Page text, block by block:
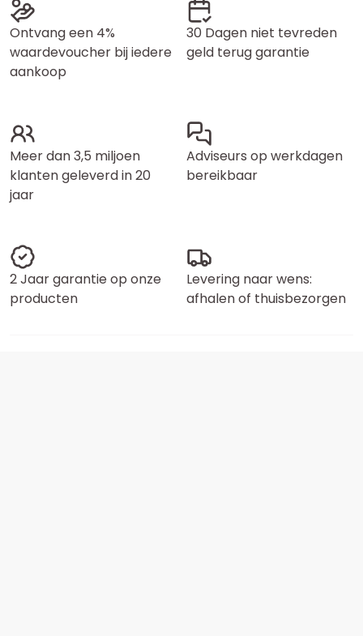
Ontvang een 4%
waardevoucher bij iedere
aankoop
30 Dagen niet tevreden
geld terug garantie
Meer dan 3,5 miljoen
klanten geleverd in 20
jaar
Adviseurs op werkdagen
bereikbaar
2 Jaar garantie op onze
producten
Levering naar wens:
afhalen of thuisbezorgen